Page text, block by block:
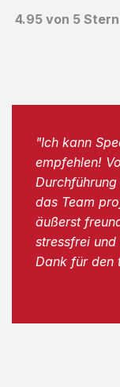
4.95 von 5
"Ich kann
empfehlen!
das Team
äußerst
stressfrei
Dank für den